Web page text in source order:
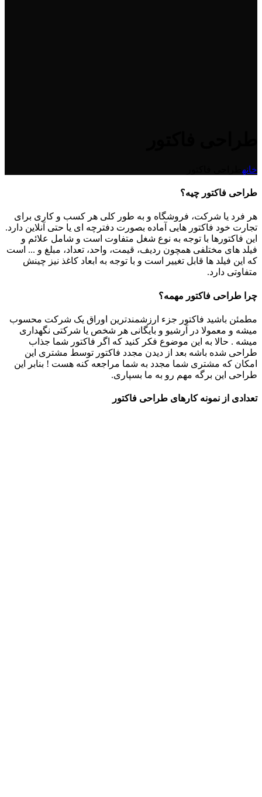
خانه
طراحی فاکتور چیه؟
هر فرد یا شرکت، فروشگاه و به طور کلی هر کسب و کاری برای
تجارت خود فاکتور هایی آماده بصورت دفترچه ای یا حتی آنلاین دارد.
این فاکتورها با توجه به نوع شغل متفاوت است و شامل علائم و
فیلد های مختلفی همچون ردیف، قیمت، واحد، تعداد، مبلغ و ... است
که این فیلد ها قابل تغییر است و با توجه به ابعاد کاغذ نیز چینش
متفاوتی دارد.
چرا طراحی فاکتور مهمه؟
مطمئن باشید فاکتور جزء ارزشمندترین اوراق یک شرکت محسوب
میشه و معمولا در آرشیو و بایگانی هر شخص یا شرکتی نگهداری
میشه . حالا به این موضوع فکر کنید که اگر فاکتور شما جذاب
طراحی شده باشه بعد از دیدن مجدد فاکتور توسط مشتری این
امکان که مشتری شما مجدد به شما مراجعه کنه هست ! بنابر این
طراحی این برگه مهم رو به ما بسپاری.
تعدادی از نمونه کارهای طراحی فاکتور